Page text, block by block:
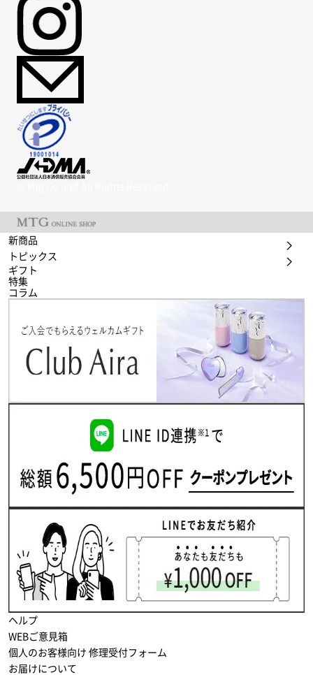
新商品
トピックス
ギフト
特集
コラム
ヘルプ
WEBご意見箱
個人のお客様向け 修理受付フォーム
お届けについて